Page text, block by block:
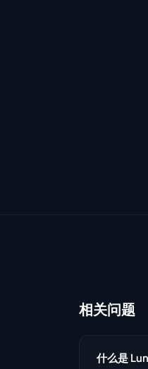
相关问题
什么是